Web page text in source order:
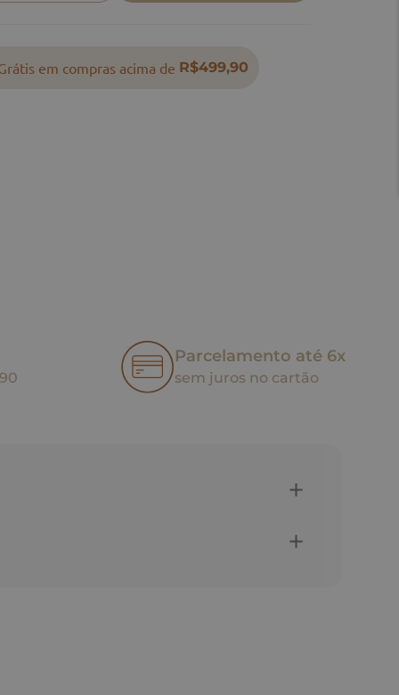
em compras acima de R$499,90
Parcelamento até 6x
sem juros no cartão